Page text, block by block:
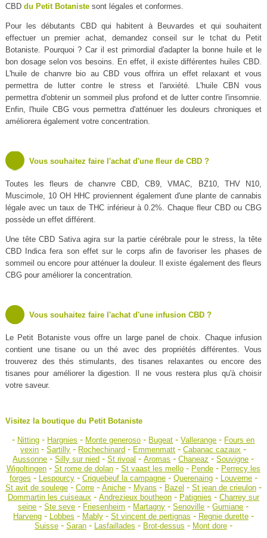
CBD du Petit Botanistesont légales et conformes.
Pour les débutants CBD qui habitent à Beuvardes et qui souhaitent
effectuer un premier achat, demandez conseil sur le tchat du Petit
Botaniste. Pourquoi ? Car il est primordial d'adapter la bonne huile et le
bon dosage selon vos besoins. En effet, il existe différentes huiles CBD.
L'huile de chanvre bio au CBD vous offrira un effet relaxant et vous
permettra de lutter contre le stress et l'anxiété. L'huile CBN vous
permettra d'obtenir un sommeil plus profond et de lutter contre l'insomnie.
Enfin, l'huile CBG vous permettra d'atténuer les douleurs chroniques et
améliorera également votre concentration.
Vous souhaitez faire l'achat d'une fleur de CBD ?
Toutes les fleurs de chanvre CBD, CB9, VMAC, BZ10, THV N10,
Muscimole, 10 OH HHC proviennent également d'une plante de cannabis
légale avec un taux de THC inférieur à 0.2%. Chaque fleur CBD ou CBG
possède un effet différent.
Une tête CBD Sativa agira sur la partie cérébrale pour le stress, la tête
CBD Indica fera son effet sur le corps afin de favoriser les phases de
sommeil ou encore pour atténuer la douleur. Il existe également des fleurs
CBG pour améliorer la concentration.
Vous souhaitez faire l'achat d'une infusion CBD ?
Le Petit Botaniste vous offre un large panel de choix. Chaque infusion
contient une tisane ou un thé avec des propriétés différentes. Vous
trouverez des thés stimulants, des tisanes relaxantes ou encore des
tisanes pour améliorer la digestion. Il ne vous restera plus qu'à choisir
votre saveur.
Visitez la boutique du Petit Botaniste
- Nitting - Hargnies - Monte generoso - Bugeat -Vallerange - Fours en
vexin -Sartilly - Rochechinard - Emmenmatt -Cabanac cazaux -
Aussonne -Silly sur nied -St rivoal -Aromas -Chaneaz -Souvigne -
Wigoltingen- St rome de dolan- St vaast les mello- Pende- Perrecy les
forges - Lespourcy- Criquebeuf la campagne- Querenaing- Louverne-
St avit de soulege- Corre- Aniche- Myans - Bazel - St jean de crieulon-
Dommartin les cuiseaux - Andrezieux boutheon- Patignies - Charrey sur
seine -Ste seve - Friesenheim - Martagny -Senoville -Gumiane -
Harveng- Lobbes - Mably- St vincent de pertignas - Regnie durette-
Suisse- Saran- Lasfaillades - Brot-dessus - Mont dore-